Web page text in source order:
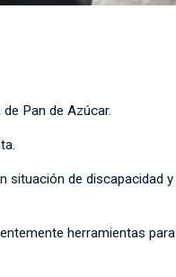
Pan de Azúcar.
situación de discapacidad
herramientas